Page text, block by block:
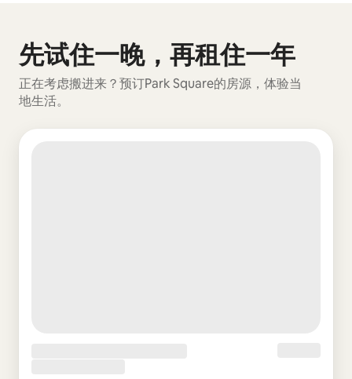
先试住一晚，再租住一年
正在考虑搬进来？预订Park Square的房源，体验当
地生活。
显示 0 项中的 0 项